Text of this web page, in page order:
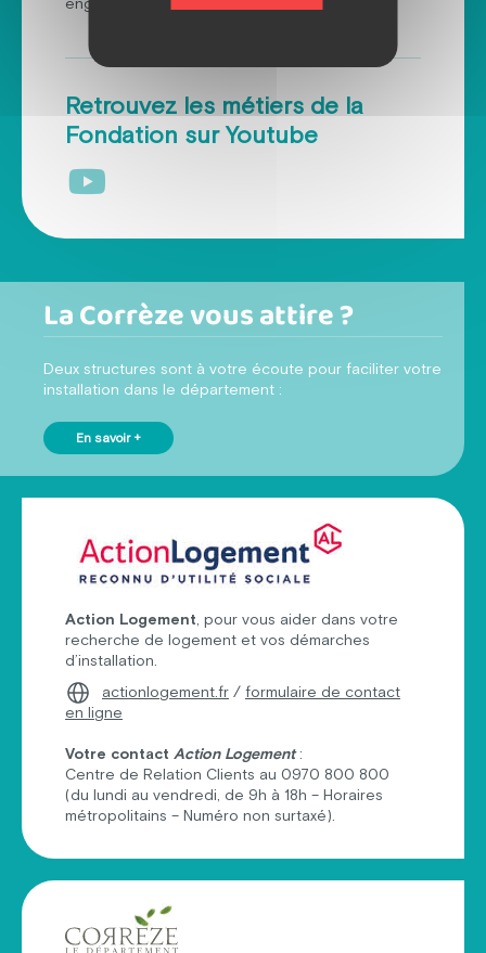
Retrouvez les métiers de la
Fondation sur Youtube
La Corrèze vous attire ?
Deux structures sont à votre écoute pour faciliter votre
installation dans le département :
En savoir +
Action Logement , pour vous aider dans votre
recherche de logement et vos démarches
d’installation.
actionlogement.fr / formulaire de contact
en ligne
Votre contact Action Logement:
Centre de Relation Clients au 0970 800 800
(du lundi au vendredi, de 9h à 18h – Horaires
métropolitains – Numéro non surtaxé).